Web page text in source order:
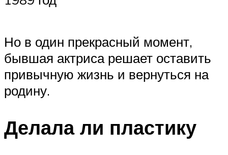
Но в один прекрасный момент,
бывшая актриса решает оставить
привычную жизнь и вернуться на
родину.
Делала ли пластику